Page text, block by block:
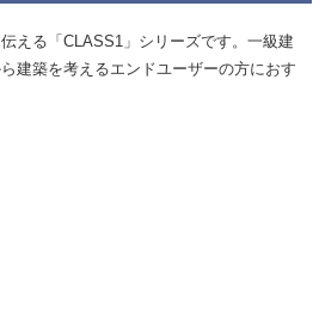
える「CLASS1」シリーズです。一級建
建築を考えるエンドユーザーの方におす